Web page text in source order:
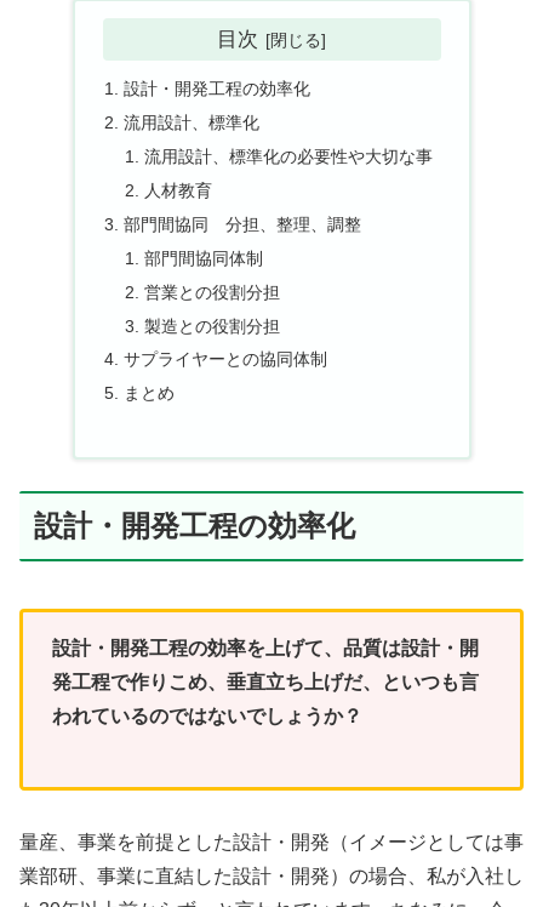
目次
設計・開発工程の効率化
流用設計、標準化
流用設計、標準化の必要性や大切な事
人材教育
部門間協同 分担、整理、調整
部門間協同体制
営業との役割分担
製造との役割分担
サプライヤーとの協同体制
まとめ
設計・開発工程の効率化
設計・開発工程の効率を上げて、品質は設計・開
発工程で作りこめ、垂直立ち上げだ、といつも言
われているのではないでしょうか？
量産、事業を前提とした設計・開発（イメージとしては事
業部研、事業に直結した設計・開発）の場合、私が入社し